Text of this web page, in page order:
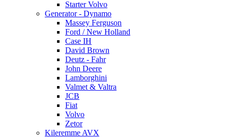
Starter Volvo
Generator - Dynamo
Massey Ferguson
Ford / New Holland
Case IH
David Brown
Deutz - Fahr
John Deere
Lamborghini
Valmet & Valtra
JCB
Fiat
Volvo
Zetor
Kileremme AVX